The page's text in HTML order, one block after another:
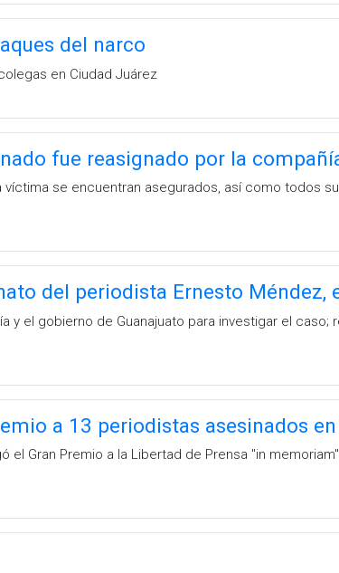
del narco
en Ciudad Juárez
fue reasignado por la
se encuentran asegurados, así como todos
del periodista Ernesto Méndez,
y el gobierno de Guanajuato para investigar el
a 13 periodistas asesinados
el Gran Premio a la Libertad de Prensa "in